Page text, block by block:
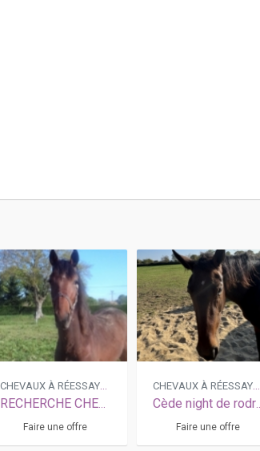
CHEVAUX À RÉESSAYER
RECHERCHE CHEVAUX
Faire une offre
CHEVAUX À RÉESSAYER
Cède night de rodrey
Faire une offre